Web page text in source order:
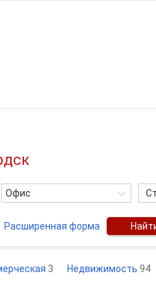
Офис
Расширенная форма
3 Недвижимость 94